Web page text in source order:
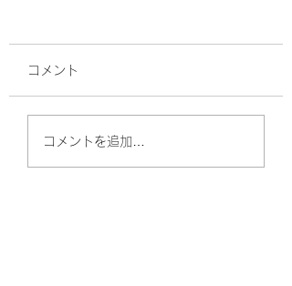
高血圧ってどうしたら
良いの？
コメント
コメントを追加…